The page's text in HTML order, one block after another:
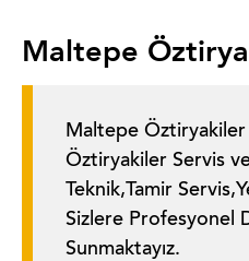
Maltepe
Maltepe
Öztiryakiler Servis
Teknik,Tamir
Sizlere Profesyonel
Sunmaktayız.